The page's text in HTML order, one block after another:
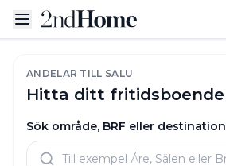
ANDELAR TILL SALU
Hitta ditt fritidsboende
Sök område, BRF eller destination